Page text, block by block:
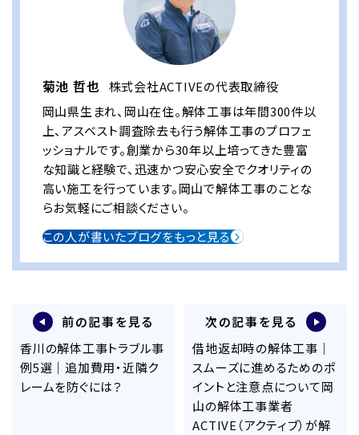
菊池 哲也 株式会社ACTIVEの代表取締役
岡山県生まれ、岡山在住。解体工事は年間300件以
上、アスベスト調査除去も行う解体工事のプロフェ
ッショナルです。創業から30年以上培ってきた豊富
な知識と経験で、迅速かつ安心安全でクオリティの
高い施工を行っています。岡山で解体工事のことな
らお気軽にご相談ください。
この人が書いたブログをもっと見る
前の記事を見る
香川の解体工事トラブル事
例5選｜追加費用・近隣ク
レームを防ぐには？
次の記事を見る
借地返却時の解体工事｜
スムーズに進めるためのポ
イントと注意点について岡
山の解体工事業者
ACTIVE（アクティブ）が解